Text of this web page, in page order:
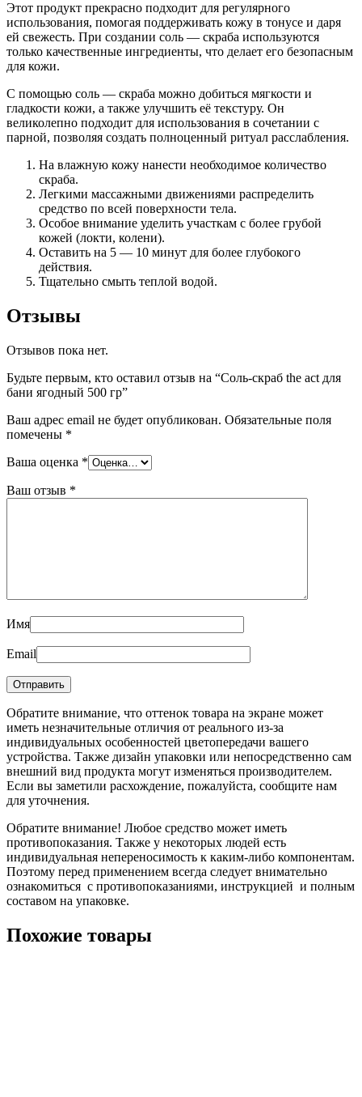
Этот продукт прекрасно подходит для регулярного
использования, помогая поддерживать кожу в тонусе и даря
ей свежесть. При создании соль — скраба используются
только качественные ингредиенты, что делает его безопасным
для кожи.
С помощью соль — скраба можно добиться мягкости и
гладкости кожи, а также улучшить её текстуру. Он
великолепно подходит для использования в сочетании с
парной, позволяя создать полноценный ритуал расслабления.
На влажную кожу нанести необходимое количество
скраба.
Легкими массажными движениями распределить
средство по всей поверхности тела.
Особое внимание уделить участкам с более грубой
кожей (локти, колени).
Оставить на 5 — 10 минут для более глубокого
действия.
Тщательно смыть теплой водой.
Отзывы
Отзывов пока нет.
Будьте первым, кто оставил отзыв на “Соль-скраб the act для
бани ягодный 500 гр”
Ваш адрес email не будет опубликован. Обязательные поля
помечены *
Ваша оценка *
Ваш отзыв *
Имя
Email
Обратите внимание, что оттенок товара на экране может
иметь незначительные отличия от реального из-за
индивидуальных особенностей цветопередачи вашего
устройства. Также дизайн упаковки или непосредственно сам
внешний вид продукта могут изменяться производителем.
Если вы заметили расхождение, пожалуйста, сообщите нам
для уточнения.
Обратите внимание! Любое средство может иметь
противопоказания. Также у некоторых людей есть
индивидуальная непереносимость к каким-либо компонентам.
Поэтому перед применением всегда следует внимательно
ознакомиться с противопоказаниями, инструкцией и полным
составом на упаковке.
Похожие товары